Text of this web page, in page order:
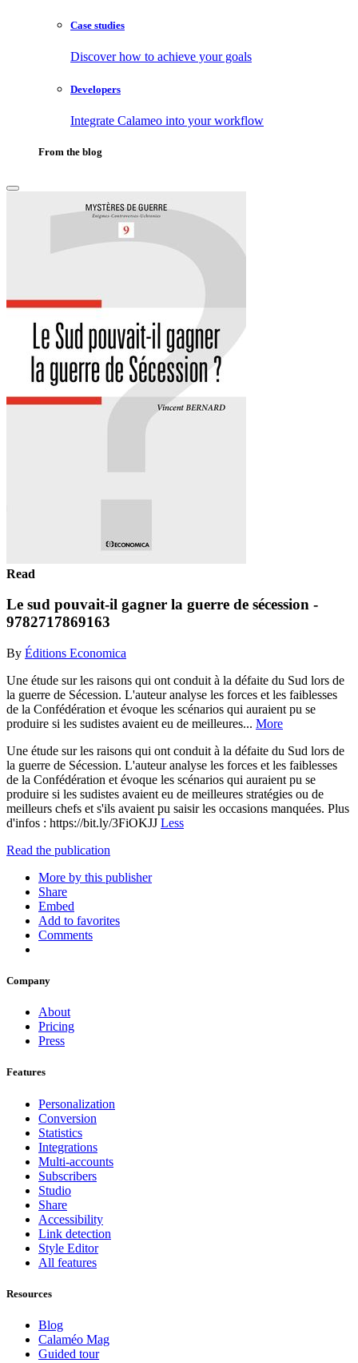
Case studies
Discover how to achieve your goals
Developers
Integrate Calameo into your workflow
From the blog
Read
Le sud pouvait-il gagner la guerre de sécession -
9782717869163
By Éditions Economica
Une étude sur les raisons qui ont conduit à la défaite du Sud lors de
la guerre de Sécession. L'auteur analyse les forces et les faiblesses
de la Confédération et évoque les scénarios qui auraient pu se
produire si les sudistes avaient eu de meilleures... More
Une étude sur les raisons qui ont conduit à la défaite du Sud lors de
la guerre de Sécession. L'auteur analyse les forces et les faiblesses
de la Confédération et évoque les scénarios qui auraient pu se
produire si les sudistes avaient eu de meilleures stratégies ou de
meilleurs chefs et s'ils avaient pu saisir les occasions manquées. Plus
d'infos : https://bit.ly/3FiOKJJ Less
Read the publication
More by this publisher
Share
Embed
Add to favorites
Comments
Company
About
Pricing
Press
Features
Personalization
Conversion
Statistics
Integrations
Multi-accounts
Subscribers
Studio
Share
Accessibility
Link detection
Style Editor
All features
Resources
Blog
Calaméo Mag
Guided tour